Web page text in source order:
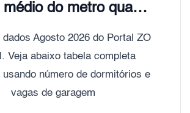
O valor médio do metro quadrado de Apartamentos Bela Vista é de R$ 8.400,00
dados Agosto 2026 do Portal ZO
Veja abaixo tabela completa
usando número de dormitórios e
vagas de garagem